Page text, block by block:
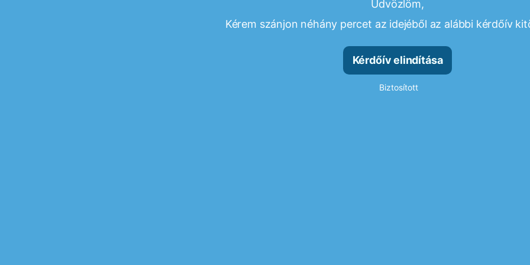
Üdvözlöm,
Kérem szánjon néhány percet az idejéből az alábbi kérdőív
Kérdőív elindítása
Biztosított